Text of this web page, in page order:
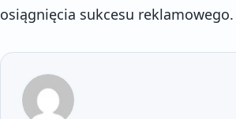
osiągnięcia sukcesu reklamowego.